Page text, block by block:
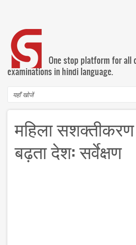
content
One stop platform for all
examinations in hindi language.
Search
महिला
बढ़ता देश: सर्वेक्षण